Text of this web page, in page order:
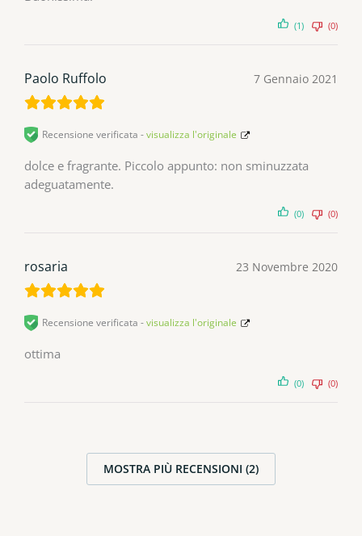
(1) (0)
Paolo Ruffolo 7 Gennaio 2021
Recensione verificata -visualizza l'originale
dolce e fragrante. Piccolo appunto: non sminuzzata
adeguatamente.
(0) (0)
rosaria 23 Novembre 2020
Recensione verificata -visualizza l'originale
ottima
(0) (0)
MOSTRA PIÙ RECENSIONI (2)